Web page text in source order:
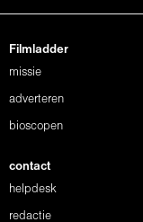
Filmladder
missie
adverteren
bioscopen
contact
helpdesk
redactie